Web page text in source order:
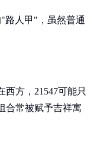
路人甲"，虽然普通
方，21547可能只
合常被赋予吉祥寓